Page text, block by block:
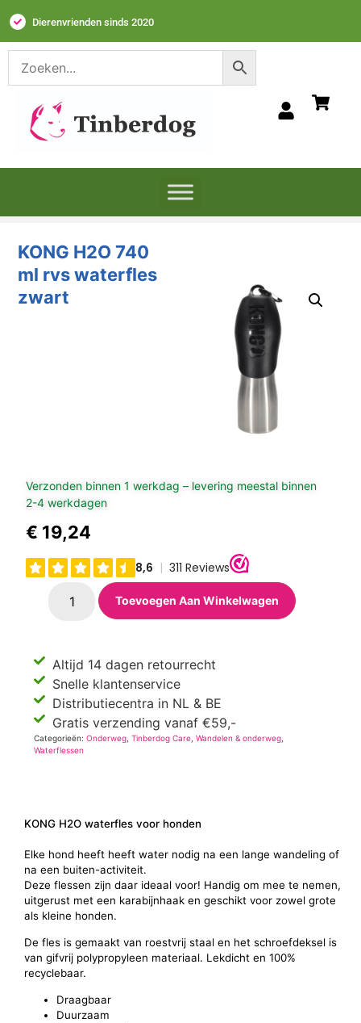
Dierenvrienden sinds 2020
KONG H2O 740
ml rvs waterfles
zwart
Verzonden binnen 1 werkdag – levering meestal binnen
2-4 werkdagen
€ 19,24
Toevoegen Aan Winkelwagen
Altijd 14 dagen retourrecht
Snelle klantenservice
Distributiecentra in NL & BE
Gratis verzending vanaf €59,-
Categorieën:Onderweg ,Tinberdog Care ,Wandelen & onderweg
Waterflessen
KONG H2O waterfles voor honden
Elke hond heeft heeft water nodig na een lange wandeling of
na een buiten-activiteit.
Deze flessen zijn daar ideaal voor! Handig om mee te nemen,
uitgerust met een karabijnhaak en geschikt voor zowel grote
als kleine honden.
De fles is gemaakt van roestvrij staal en het schroefdeksel is
van gifvrij polypropyleen materiaal. Lekdicht en 100%
recyclebaar.
Draagbaar
Duurzaam